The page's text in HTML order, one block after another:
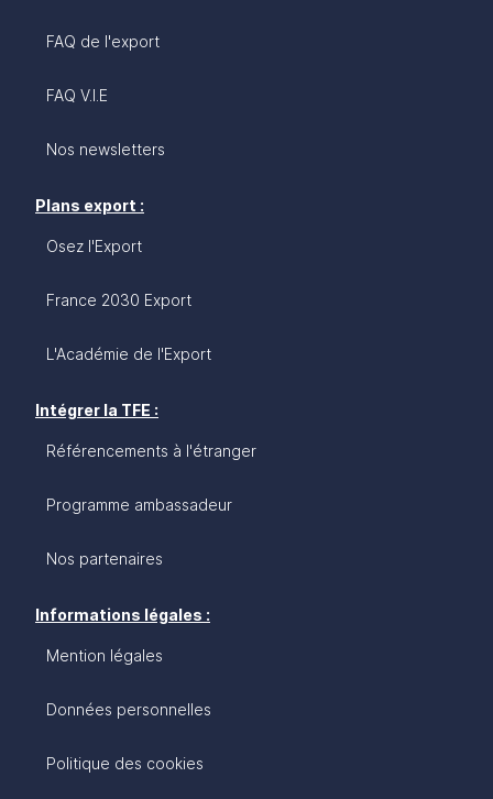
FAQ de l'export
FAQ V.I.E
Nos newsletters
Plans export :
Osez l'Export
France 2030 Export
L'Académie de l'Export
Intégrer la TFE :
Référencements à l'étranger
Programme ambassadeur
Nos partenaires
Informations légales :
Mention légales
Données personnelles
Politique des cookies